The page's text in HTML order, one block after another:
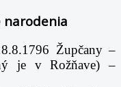
narodenia
Župčany –
je v Rožňave) –